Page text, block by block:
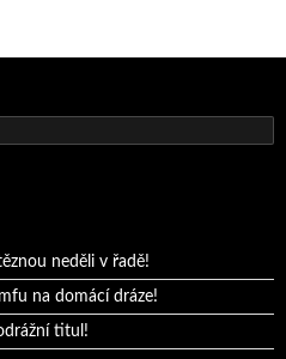
titul!
na domácí dráze!
titul!